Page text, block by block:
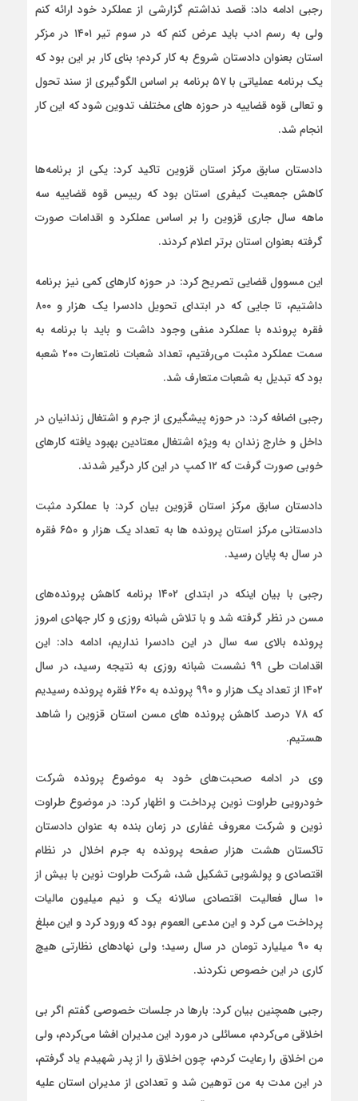
رجبی ادامه داد: قصد نداشتم گزارشی از عملکرد خود ارائه کنم
ولی به رسم ادب باید عرض کنم که در سوم تیر ۱۴۰۱ در مزکر
استان بعنوان دادستان شروع به کار کردم؛ بنای کار بر این بود که
یک برنامه عملیاتی با ۵۷ برنامه بر اساس الگوگیری از سند تحول
و تعالی قوه قضاییه در حوزه های مختلف تدوین شود که این کار
انجام شد.
دادستان سابق مرکز استان قزوین تاکید کرد: یکی از برنامه‌ها
کاهش جمعیت کیفری استان بود که رییس قوه قضاییه سه
ماهه سال جاری قزوین را بر اساس عملکرد و اقدامات صورت
گرفته بعنوان استان برتر اعلام کردند.
این مسوول قضایی تصریح کرد: در حوزه کارهای کمی نیز برنامه
داشتیم، تا جایی که در ابتدای تحویل دادسرا یک هزار و ۸۰۰
فقره پرونده با عملکرد منفی وجود داشت و باید با برنامه به
سمت عملکرد مثبت می‌رفتیم، تعداد شعبات نامتعارت ۲۰۰ شعبه
بود که تبدیل به شعبات متعارف شد.
رجبی اضافه کرد: در حوزه پیشگیری از جرم و اشتغال زندانیان در
داخل و خارج زندان به ویژه اشتغال معتادین بهبود یافته کارهای
خوبی صورت گرفت که ۱۲ کمپ در این کار درگیر شدند.
دادستان سابق مرکز استان قزوین بیان کرد: با عملکرد مثبت
دادستانی مرکز استان پرونده ها به تعداد یک هزار و ۶۵۰ فقره
در سال به پایان رسید.
رجبی با بیان اینکه در ابتدای ۱۴۰۲ برنامه کاهش پرونده‌های
مسن در نظر گرفته شد و با تلاش شبانه روزی و کار جهادی امروز
پرونده بالای سه سال در این دادسرا نداریم، ادامه داد: این
اقدامات طی ۹۹ نشست شبانه روزی به نتیجه رسید، در سال
۱۴۰۲ از تعداد یک هزار و ۹۹۰ پرونده به ۲۶۰ فقره پرونده رسیدیم
که ۷۸ درصد کاهش پرونده های مسن استان قزوین را شاهد
هستیم.
وی در ادامه صحبت‌های خود به موضوع پرونده شرکت
خودرویی طراوت نوین پرداخت و اظهار کرد: در موضوع طراوت
نوین و شرکت معروف غفاری در زمان بنده به عنوان دادستان
تاکستان هشت هزار صفحه پرونده به جرم اخلال در نظام
اقتصادی و پولشویی تشکیل شد، شرکت طراوت نوین با بیش از
۱۰ سال فعالیت اقتصادی سالانه یک و نیم میلیون مالیات
پرداخت می کرد و این مدعی العموم بود که ورود کرد و این مبلغ
به ۹۰ میلیارد تومان در سال رسید؛ ولی نهادهای نظارتی هیچ
کاری در این خصوص نکردند.
رجبی همچنین بیان کرد: بارها در جلسات خصوصی گفتم اگر بی
اخلاقی می‌کردم، مسائلی در مورد این مدیران افشا می‌کردم، ولی
من اخلاق را رعایت کردم، چون اخلاق را از پدر شهیدم یاد گرفتم،
در این مدت به من توهین شد و تعدادی از مدیران استان علیه